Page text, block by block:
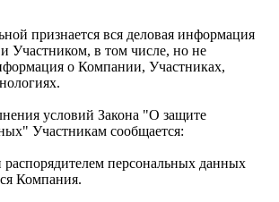
признается вся деловая информация
Участником, в том числе, но не
о Компании, Участниках,
условий Закона "О защите
Участникам сообщается:
персональных данных
Компания.